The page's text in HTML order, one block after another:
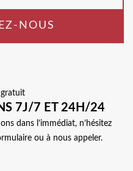
NOUS
7J/7 ET 24H/24
dans l’immédiat, n’hésitez
ou à nous appeler.